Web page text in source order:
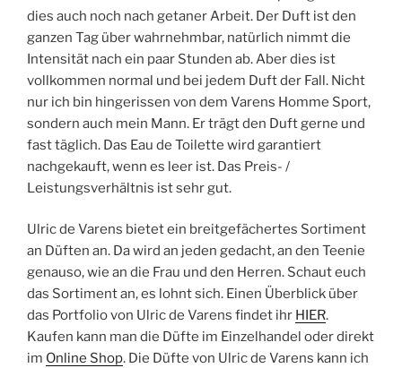
dies auch noch nach getaner Arbeit. Der Duft ist den
ganzen Tag über wahrnehmbar, natürlich nimmt die
Intensität nach ein paar Stunden ab. Aber dies ist
vollkommen normal und bei jedem Duft der Fall. Nicht
nur ich bin hingerissen von dem Varens Homme Sport,
sondern auch mein Mann. Er trägt den Duft gerne und
fast täglich. Das Eau de Toilette wird garantiert
nachgekauft, wenn es leer ist. Das Preis- /
Leistungsverhältnis ist sehr gut.
Ulric de Varens bietet ein breitgefächertes Sortiment
an Düften an. Da wird an jeden gedacht, an den Teenie
genauso, wie an die Frau und den Herren. Schaut euch
das Sortiment an, es lohnt sich. Einen Überblick über
das Portfolio von Ulric de Varens findet ihr HIER.
Kaufen kann man die Düfte im Einzelhandel oder direkt
im Online Shop. Die Düfte von Ulric de Varens kann ich